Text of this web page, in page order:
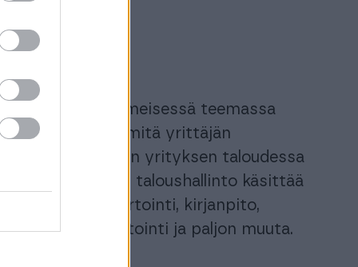
viimeisessä teemassa
käydään läpi mitä yrittäjän
pitää oman yrityksen taloudessa
Yrityksen taloushallinto käsittää
käsittely, raportointi, kirjanpito,
laadinta, budjetointi ja paljon muuta.
mutta…